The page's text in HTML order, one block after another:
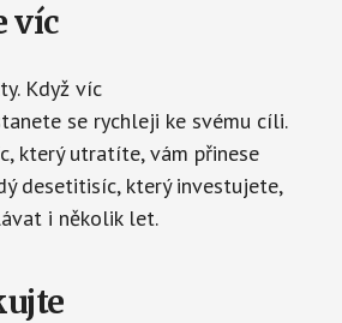
víc
Když víc
se rychleji ke svému cíli.
který utratíte, vám přinese
desetitisíc, který investujete,
i několik let.